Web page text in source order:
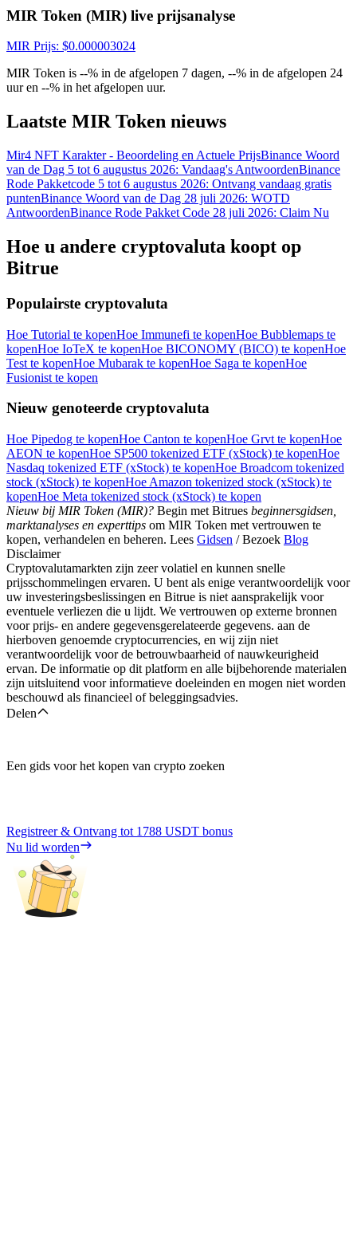
Bitrue-app
Nederlands
MIR Token (MIR) live prijsanalyse
MIR Prijs: $0.000003024
MIR Token is --% in de afgelopen 7 dagen, --% in de afgelopen 24
uur en --% in het afgelopen uur.
Laatste MIR Token nieuws
Mir4 NFT Karakter - Beoordeling en Actuele PrijsBinance Woord
van de Dag 5 tot 6 augustus 2026: Vandaag's AntwoordenBinance
Rode Pakketcode 5 tot 6 augustus 2026: Ontvang vandaag gratis
puntenBinance Woord van de Dag 28 juli 2026: WOTD
AntwoordenBinance Rode Pakket Code 28 juli 2026: Claim Nu
Hoe u andere cryptovaluta koopt op
Bitrue
Populairste cryptovaluta
Hoe Tutorial te kopenHoe Immunefi te kopenHoe Bubblemaps te
kopenHoe IoTeX te kopenHoe BICONOMY (BICO) te kopenHoe
Test te kopenHoe Mubarak te kopenHoe Saga te kopenHoe
Fusionist te kopen
Nieuw genoteerde cryptovaluta
Hoe Pipedog te kopenHoe Canton te kopenHoe Grvt te kopenHoe
AEON te kopenHoe SP500 tokenized ETF (xStock) te kopenHoe
Nasdaq tokenized ETF (xStock) te kopenHoe Broadcom tokenized
stock (xStock) te kopenHoe Amazon tokenized stock (xStock) te
kopenHoe Meta tokenized stock (xStock) te kopen
Nieuw bij MIR Token (MIR)? Begin met Bitrues beginnersgidsen,
marktanalyses en experttips om MIR Token met vertrouwen te
kopen, verhandelen en beheren. Lees Gidsen / Bezoek Blog
Disclaimer
Cryptovalutamarkten zijn zeer volatiel en kunnen snelle
prijsschommelingen ervaren. U bent als enige verantwoordelijk voor
uw investeringsbeslissingen en Bitrue is niet aansprakelijk voor
eventuele verliezen die u lijdt. We vertrouwen op externe bronnen
voor prijs- en andere gegevensgerelateerde gegevens. aan de
hierboven genoemde cryptocurrencies, en wij zijn niet
verantwoordelijk voor de betrouwbaarheid of nauwkeurigheid
ervan. De informatie op dit platform en alle bijbehorende materialen
zijn uitsluitend voor informatieve doeleinden en mogen niet worden
beschouwd als financieel of beleggingsadvies.
Delen
Een gids voor het kopen van crypto zoeken
Registreer & Ontvang tot 1788 USDT bonus
Nu lid worden